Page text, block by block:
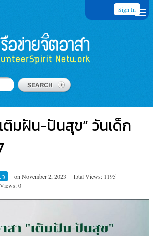
Sign In
ติมฝัน-ปันสุข” วันเด็ก​
ว on November 2, 2023
Total Views: 1195
0